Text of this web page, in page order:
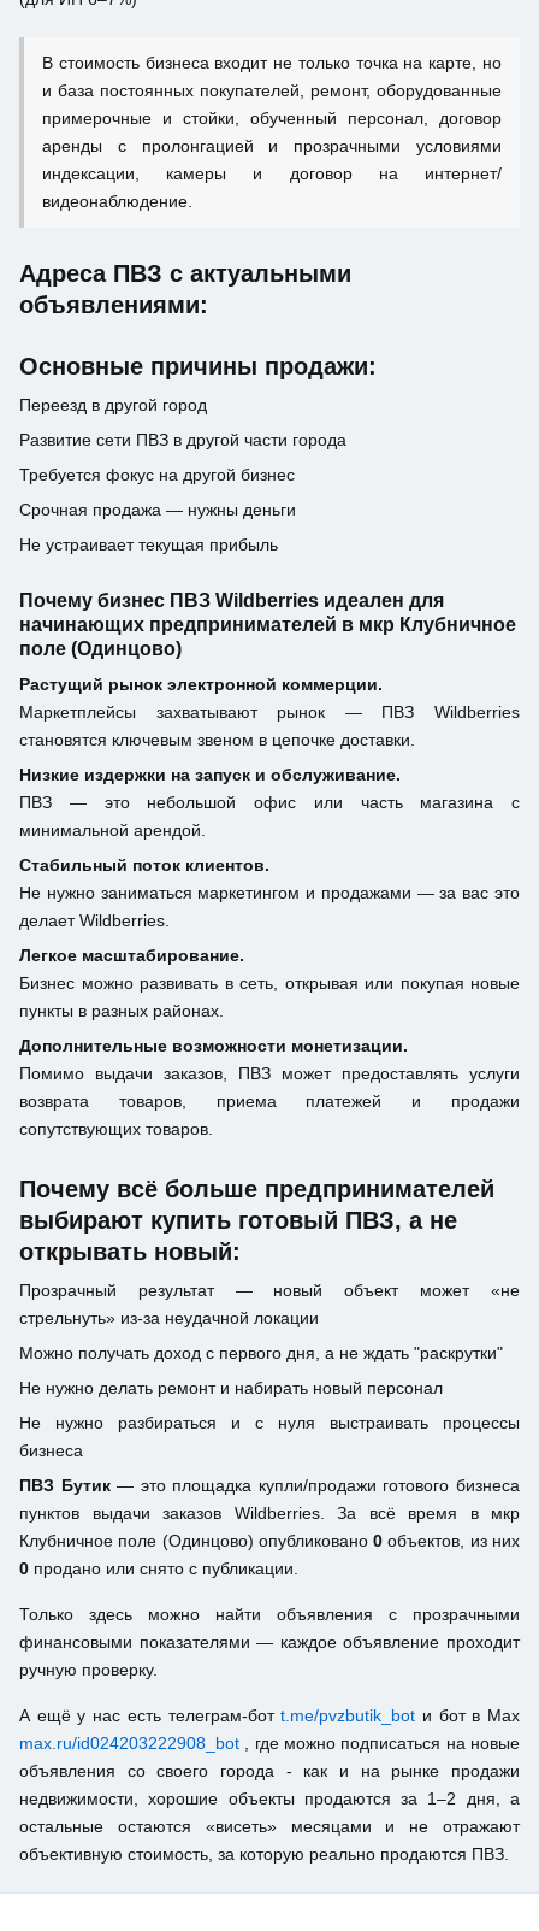
В стоимость бизнеса входит не только точка на карте, но
и база постоянных покупателей, ремонт, оборудованные
примерочные и стойки, обученный персонал, договор
аренды с пролонгацией и прозрачными условиями
индексации, камеры и договор на интернет/
видеонаблюдение.
Адреса ПВЗ с актуальными
объявлениями:
Основные причины продажи:
Переезд в другой город
Развитие сети ПВЗ в другой части города
Требуется фокус на другой бизнес
Срочная продажа — нужны деньги
Не устраивает текущая прибыль
Почему бизнес ПВЗ Wildberries идеален для
начинающих предпринимателей в мкр Клубничное
поле (Одинцово)
Растущий рынок электронной коммерции.
Маркетплейсы захватывают рынок — ПВЗ Wildberries
становятся ключевым звеном в цепочке доставки.
Низкие издержки на запуск и обслуживание.
ПВЗ — это небольшой офис или часть магазина с
минимальной арендой.
Стабильный поток клиентов.
Не нужно заниматься маркетингом и продажами — за вас это
делает Wildberries.
Легкое масштабирование.
Бизнес можно развивать в сеть, открывая или покупая новые
пункты в разных районах.
Дополнительные возможности монетизации.
Помимо выдачи заказов, ПВЗ может предоставлять услуги
возврата товаров, приема платежей и продажи
сопутствующих товаров.
Почему всё больше предпринимателей
выбирают купить готовый ПВЗ, а не
открывать новый:
Прозрачный результат — новый объект может «не
стрельнуть» из-за неудачной локации
Можно получать доход с первого дня, а не ждать "раскрутки"
Не нужно делать ремонт и набирать новый персонал
Не нужно разбираться и с нуля выстраивать процессы
бизнеса
ПВЗ Бутик— это площадка купли/продажи готового бизнеса
пунктов выдачи заказов Wildberries. За всё время в мкр
Клубничное поле (Одинцово) опубликовано0 объектов, из них
0 продано или снято с публикации.
Только здесь можно найти объявления с прозрачными
финансовыми показателями — каждое объявление проходит
ручную проверку.
А ещё у нас есть телеграм-ботt.me/pvzbutik_bot и бот в Max
max.ru/id024203222908_bot
, где можно подписаться на новые
объявления со своего города - как и на рынке продажи
недвижимости, хорошие объекты продаются за 1–2 дня, а
остальные остаются «висеть» месяцами и не отражают
объективную стоимость, за которую реально продаются ПВЗ.